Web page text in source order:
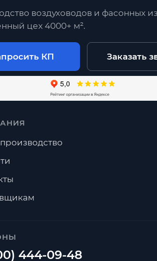
воздуховодов и фасонных
цех 4000+ м².
КП Заказать